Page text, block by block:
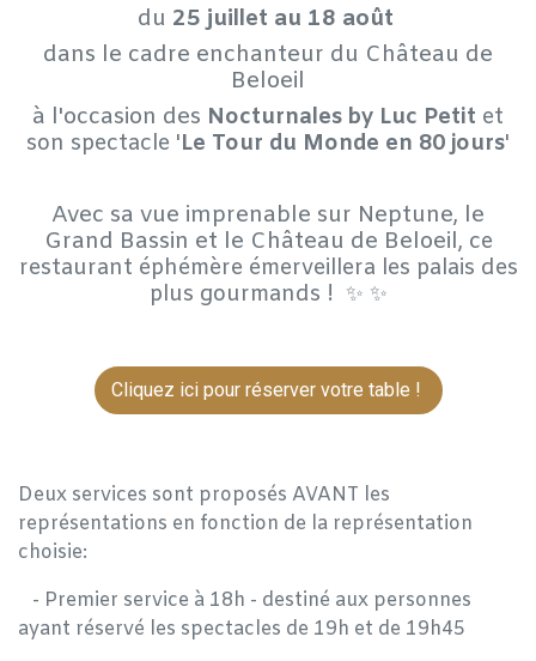
du 25 juillet au 18 août
dans le cadre enchanteur du Château de
Beloeil
à l'occasion des Nocturnales by Luc Petit et
son spectacle 'Le Tour du Monde en 80 jours'
Avec sa vue imprenable sur Neptune, le
Grand Bassin et le Château de Beloeil, ce
restaurant éphémère émerveillera les palais des
plus gourmands ! ✨ ✨
Cliquez ici pour réserver votre table !
Deux services sont proposés AVANT les
représentations en fonction de la représentation
choisie:
​- Premier service à 18h - destiné aux personnes
ayant réservé les spectacles de 19h et de 19h45